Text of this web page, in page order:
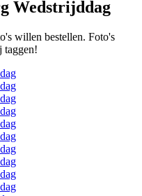
Wedstrijddag
willen bestellen. Foto's
taggen!